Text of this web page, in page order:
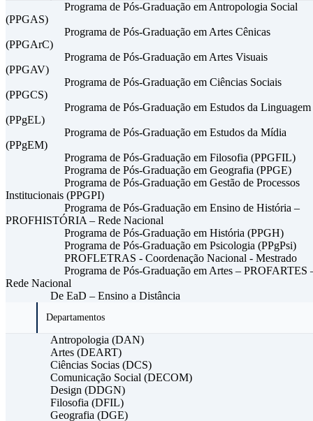
Programa de Pós-Graduação em Antropologia Social
(PPGAS)
Programa de Pós-Graduação em Artes Cênicas
(PPGArC)
Programa de Pós-Graduação em Artes Visuais
(PPGAV)
Programa de Pós-Graduação em Ciências Sociais
(PPGCS)
Programa de Pós-Graduação em Estudos da Linguagem
(PPgEL)
Programa de Pós-Graduação em Estudos da Mídia
(PPgEM)
Programa de Pós-Graduação em Filosofia (PPGFIL)
Programa de Pós-Graduação em Geografia (PPGE)
Programa de Pós-Graduação em Gestão de Processos
Institucionais (PPGPI)
Programa de Pós-Graduação em Ensino de História –
PROFHISTÓRIA – Rede Nacional
Programa de Pós-Graduação em História (PPGH)
Programa de Pós-Graduação em Psicologia (PPgPsi)
PROFLETRAS - Coordenação Nacional - Mestrado
Programa de Pós-Graduação em Artes – PROFARTES
Rede Nacional
De EaD – Ensino a Distância
Departamentos
Antropologia (DAN)
Artes (DEART)
Ciências Socias (DCS)
Comunicação Social (DECOM)
Design (DDGN)
Filosofia (DFIL)
Geografia (DGE)